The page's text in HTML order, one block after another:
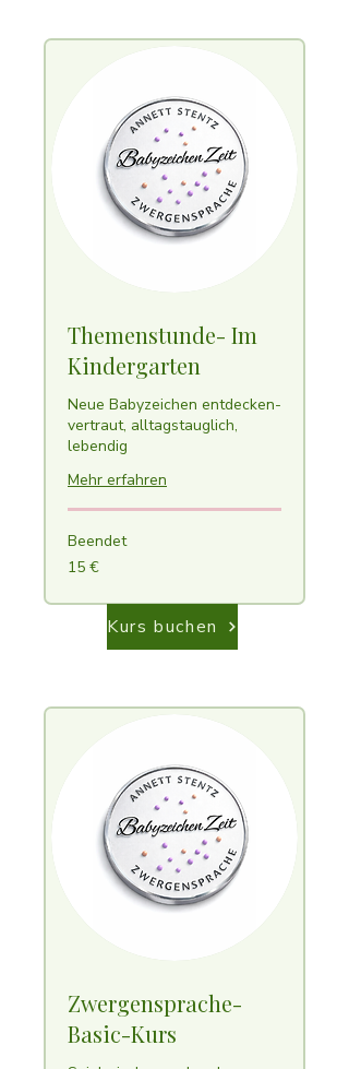
Themenstunde- Im
Kindergarten
Neue Babyzeichen entdecken-
vertraut, alltagstauglich,
lebendig
Mehr erfahren
Beendet
15
Euro
15 €
Zwergensprache-
Basic-Kurs
Kurs buchen